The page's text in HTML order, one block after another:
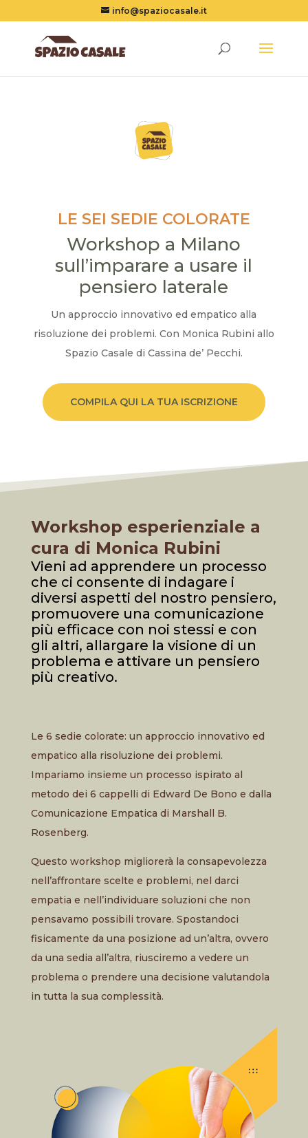
info@spaziocasale.it
LE SEI SEDIE COLORATE
Workshop a Milano
sull’imparare a usare il
pensiero laterale
Un approccio innovativo ed empatico alla
risoluzione dei problemi. Con Monica Rubini allo
Spazio Casale di Cassina de’ Pecchi.
COMPILA QUI LA TUA ISCRIZIONE
Workshop esperienziale a
cura di Monica Rubini
Vieni ad apprendere un processo
che ci consente di indagare i
diversi aspetti del nostro pensiero,
promuovere una comunicazione
più efficace con noi stessi e con
gli altri, allargare la visione di un
problema e attivare un pensiero
più creativo.
Le 6 sedie colorate: un approccio innovativo ed
empatico alla risoluzione dei problemi.
Impariamo insieme un processo ispirato al
metodo dei 6 cappelli di Edward De Bono e dalla
Comunicazione Empatica di Marshall B.
Rosenberg.
Questo workshop migliorerà la consapevolezza
nell’affrontare scelte e problemi, nel darci
empatia e nell’individuare soluzioni che non
pensavamo possibili trovare. Spostandoci
fisicamente da una posizione ad un’altra, ovvero
da una sedia all’altra, riusciremo a vedere un
problema o prendere una decisione valutandola
in tutta la sua complessità.